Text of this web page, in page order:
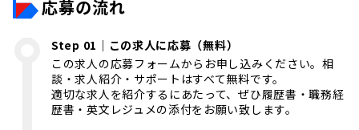
応募の流れ
Step 01｜この求人に応募（無料）
この求人の応募フォームからお申し込みください。相
談・求人紹介・サポートはすべて無料です。
適切な求人を紹介するにあたって、ぜひ履歴書・職務経
歴書・英文レジュメの添付をお願い致します。